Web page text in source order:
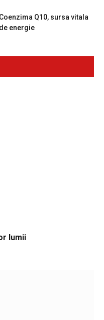
Coenzima Q10, sursa vitala
de energie
lumii